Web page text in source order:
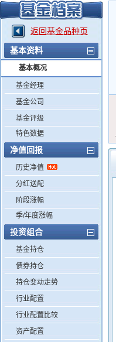
添富优势 华安宏利 上证180价值ETF
返回基金品种页
基本资料
基本概况
基金经理
基金公司
基金评级
特色数据
净值回报
历史净值
分红送配
阶段涨幅
季/年度涨幅
投资组合
基金持仓
债券持仓
持仓变动走势
行业配置
行业配置比较
资产配置